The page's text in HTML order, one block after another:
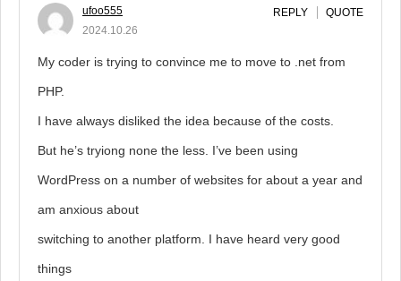
ufoo555
2024.10.26
REPLY QUOTE
My coder is trying to convince me to move to .net from
PHP.
I have always disliked the idea because of the costs.
But he’s tryiong none the less. I’ve been using
WordPress on a number of websites for about a year and
am anxious about
switching to another platform. I have heard very good
things